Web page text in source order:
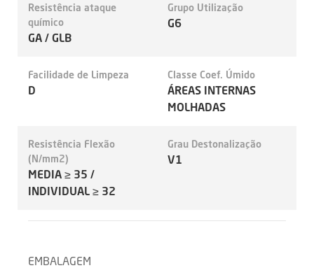
Resistência ataque
químico
GA / GLB
Grupo Utilização
G6
Facilidade de Limpeza
D
Classe Coef. Úmido
ÁREAS INTERNAS
MOLHADAS
Resistência Flexão
(N/mm2)
MEDIA ≥ 35 /
INDIVIDUAL ≥ 32
Grau Destonalização
V1
EMBALAGEM